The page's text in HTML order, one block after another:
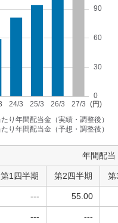
年間配当
第1四半期 第2四半期 第
--- 55.00
--- ---